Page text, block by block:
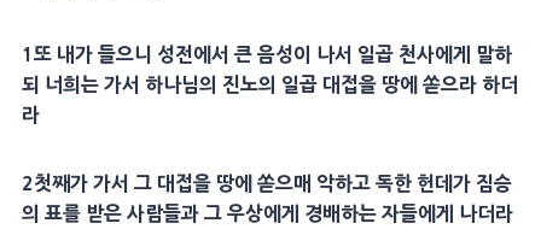
1 또 내가 들으니 성전에서 큰 음성이 나서 일곱 천사에게 말하
되 너희는 가서 하나님의 진노의 일곱 대접을 땅에 쏟으라 하더
라
2첫째가 가서 그 대접을 땅에 쏟으매 악하고 독한 헌데가 짐승
의 표를 받은 사람들과 그 우상에게 경배하는 자들에게 나더라